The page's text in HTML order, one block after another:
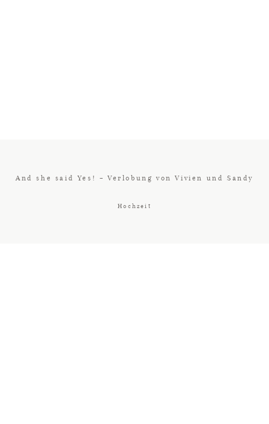
And she said Yes! – Verlobung von Vivien und Sandy
Hochzeit